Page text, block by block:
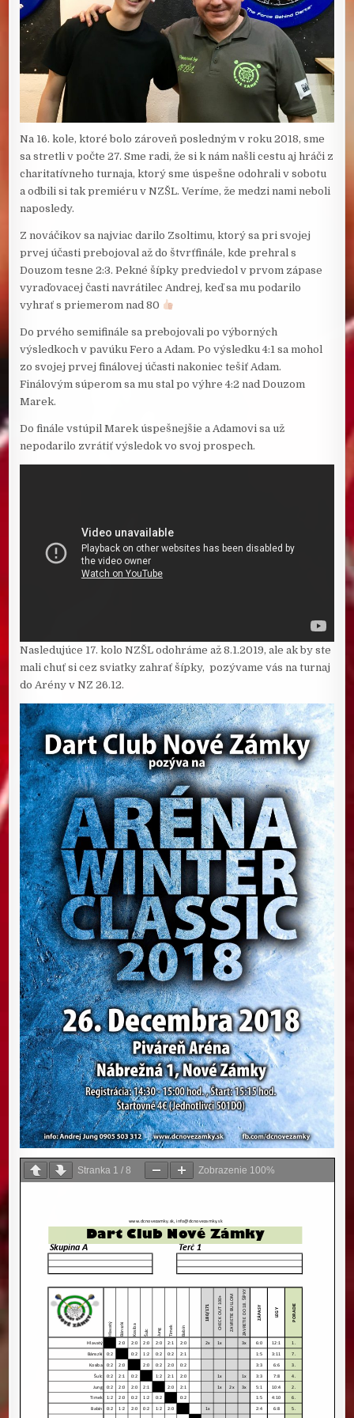
Na 16. kole, ktoré bolo zároveň posledným v roku 2018, sme
sa stretli v počte 27. Sme radi, že si k nám našli cestu aj hráči z
charitatívneho turnaja, ktorý sme úspešne odohrali v sobotu
a odbili si tak premiéru v NZŠL. Veríme, že medzi nami neboli
naposledy.
Z nováčikov sa najviac darilo Zsoltimu, ktorý sa pri svojej
prvej účasti prebojoval až do štvrťfinále, kde prehral s
Douzom tesne 2:3. Pekné šípky predviedol v prvom zápase
vyraďovacej časti navrátilec Andrej, keď sa mu podarilo
vyhrať s priemerom nad 80
Do prvého semifinále sa prebojovali po výborných
výsledkoch v pavúku Fero a Adam. Po výsledku 4:1 sa mohol
zo svojej prvej finálovej účasti nakoniec tešiť Adam.
Finálovým súperom sa mu stal po výhre 4:2 nad Douzom
Marek.
Do finále vstúpil Marek úspešnejšie a Adamovi sa už
nepodarilo zvrátiť výsledok vo svoj prospech.
Nasledujúce 17. kolo NZŠL odohráme až 8.1.2019, ale ak by ste
mali chuť si cez sviatky zahrať šípky, pozývame vás na turnaj
do Arény v NZ 26.12.
Stranka 1 /8 Zobrazenie 100%